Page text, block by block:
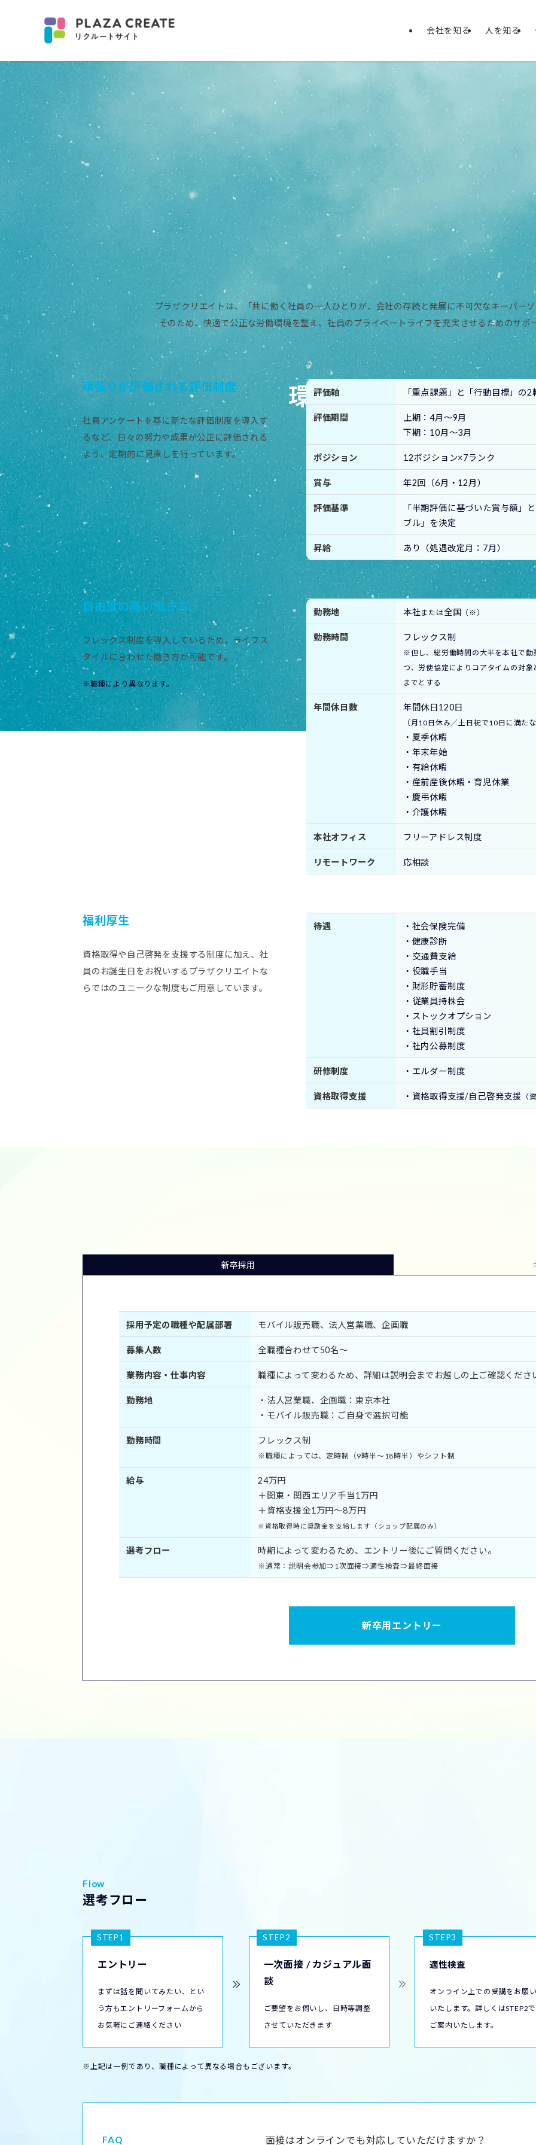
会社を知る 人を知る
環境・採用情報を知る
プラザクリエイトは、「共に働く社員の一人ひとりが、会社の存続と発展に不可欠なキーパー
そのため、快適で公正な労働環境を整え、社員のプライベートライフを充実させるためのサポ
頑張りが評価される評価制度
社員アンケートを基に新たな評価制度を導入す
るなど、日々の努力や成果が公正に評価される
よう、定期的に見直しを行っています。
評価軸 「重点課題」と「行動目標」の
評価期間
上期：4月〜9月
下期：10月〜3月
ポジション 12ポジション×7ランク
賞与 年2回（6月・12月）
評価基準
「半期評価に基づいた賞与額」
ブル」を決定
昇給 あり（処遇改定月：7月）
自由度の高い働き方
フレックス制度を導入しているため、ライフス
タイルに合わせた働き方が可能です。
※職種により異なります。
勤務地 本社または全国 （※）
勤務時間 フレックス制
※但し、総労働時間の大半を本社で
つ、労使協定によりコアタイムの対
までとする
年間休日数 年間休⽇120日
（月10日休み／土日祝で10日に満た
・夏季休暇
・年末年始
・有給休暇
・産前産後休暇・育児休業
・慶弔休暇
・介護休暇
本社オフィス フリーアドレス制度
リモートワーク 応相談
福利厚生
資格取得や自己啓発を支援する制度に加え、社
員のお誕生日をお祝いするプラザクリエイトな
らではのユニークな制度もご用意しています。
待遇
・社会保険完備
・健康診断
・交通費支給
・役職手当
・財形貯蓄制度
・従業員持株会
・ストックオプション
・社員割引制度
・社内公募制度
研修制度 ・エルダー制度
資格取得支援 ・資格取得支援/自己啓発支援 （
新卒採用
採用予定の職種や配属部署 モバイル販売職、法人営業職、企画職
募集人数 全職種合わせて50名～
業務内容・仕事内容 職種によって変わるため、詳細は説明会までお越しの上ご確認くださ
勤務地
・法人営業職、企画職：東京本社
・モバイル販売職：ご自身で選択可能
勤務時間 フレックス制
※職種によっては、定時制（9時半～18時半）やシフト制
給与
24万円
＋関東・関西エリア手当1万円
＋資格支援金1万円～8万円
※資格取得時に奨励金を支給します（ショップ配属のみ）
選考フロー 時期によって変わるため、エントリー後にご質問ください。
※通常：説明会参加⇒1次面接⇒適性検査⇒最終面接
新卒用エントリー
Flow
選考フロー
STEP1
エントリー
まずは話を聞いてみたい、とい
う方もエントリーフォームから
お気軽にご連絡ください
STEP2
一次面接 / カジュアル面
談
ご要望をお伺いし、日時等調整
させていただきます
STEP3
適性検査
オンライン上での受講をお願
いたします。詳しくはSTEP2で
ご案内いたします。
※上記は一例であり、職種によって異なる場合もございます。
FAQ 面接はオンラインでも対応していただけますか？